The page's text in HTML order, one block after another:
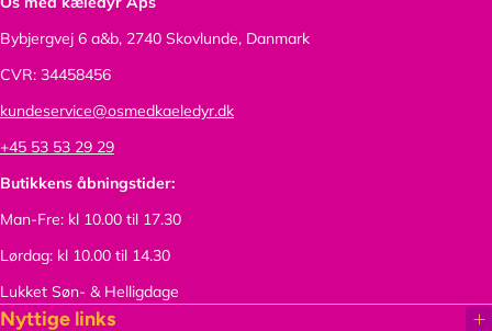
Bybjergvej 6 a&b, 2740 Skovlunde, Danmark
CVR: 34458456
kundeservice@osmedkaeledyr.dk
+45 53 53 29 29
Butikkens åbningstider:
Man-Fre: kl 10.00 til 17.30
Lørdag: kl 10.00 til 14.30
Lukket Søn- & Helligdage
Nyttige links